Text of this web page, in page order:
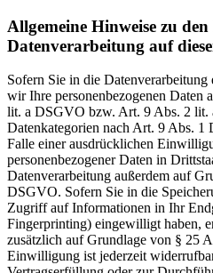
Allgemeine Hinweise zu
Datenverarbeitung auf
Sofern Sie in die
wir Ihre personenbezogenen Daten
lit. a DSGVO bzw. Art. 9 Abs. 2 lit.
Datenkategorien nach Art. 9 Abs.
Falle einer ausdrücklichen
personenbezogener Daten in
Datenverarbeitung außerdem auf
DSGVO. Sofern Sie in die
Zugriff auf Informationen in Ihr
Fingerprinting) eingewilligt haben,
zusätzlich auf Grundlage von § 25
Einwilligung ist jederzeit